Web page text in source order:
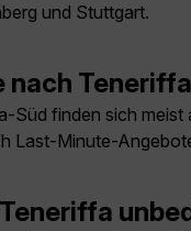
und Stuttgart.
nach
Süd finden sich
Last-Minute-